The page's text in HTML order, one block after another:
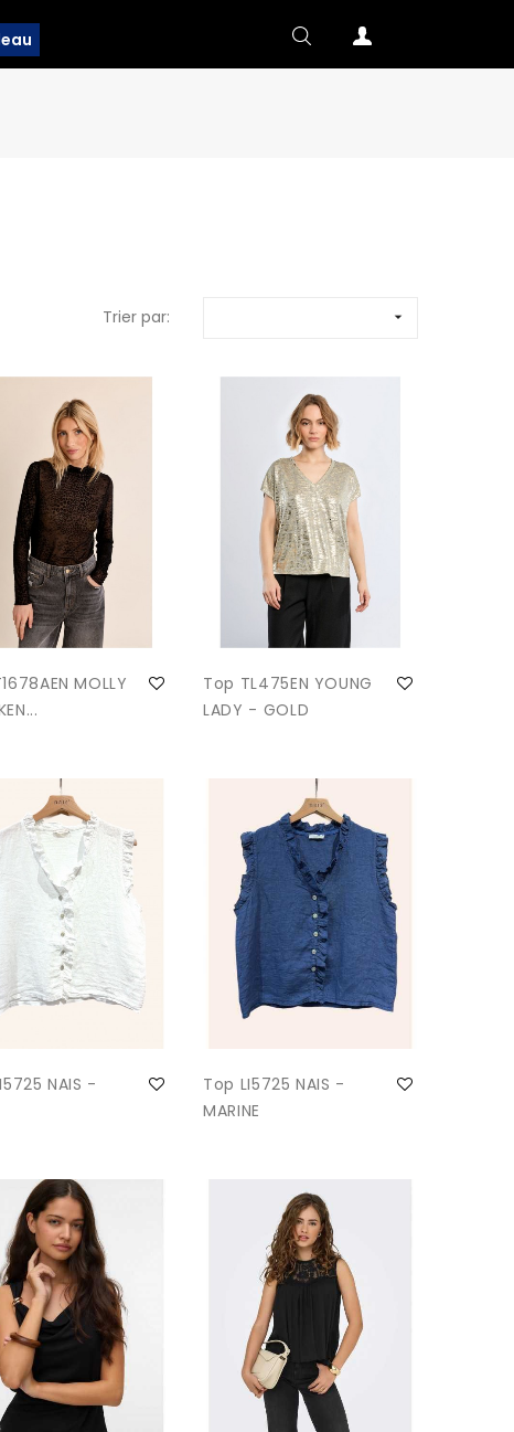
Trier par: 
MOLLY
Top TL475EN YOUNG
LADY - GOLD
NAIS -
Top LI5725 NAIS -
MARINE